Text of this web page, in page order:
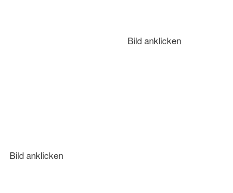
Bild anklicken
Bild anklicken